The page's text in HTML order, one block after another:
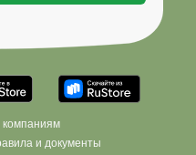
и документы